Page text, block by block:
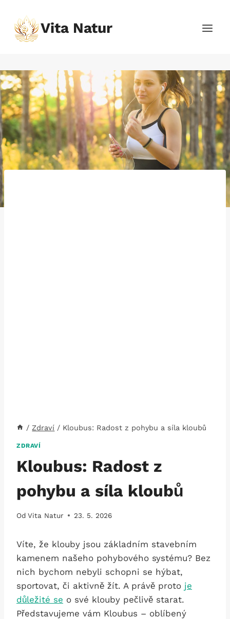
obsah
Vita Natur
/ Zdraví / Kloubus: Radost z pohybu a síla kloubů
ZDRAVÍ
Kloubus: Radost z
pohybu a síla kloubů
Od Vita Natur 23. 5. 2026
Víte, že klouby jsou základním stavebním
kamenem našeho pohybového systému? Bez
nich bychom nebyli schopni se hýbat,
sportovat, či aktivně žít. A právě proto je
důležité se o své klouby pečlivě starat.
Představujeme vám Kloubus – oblíbený